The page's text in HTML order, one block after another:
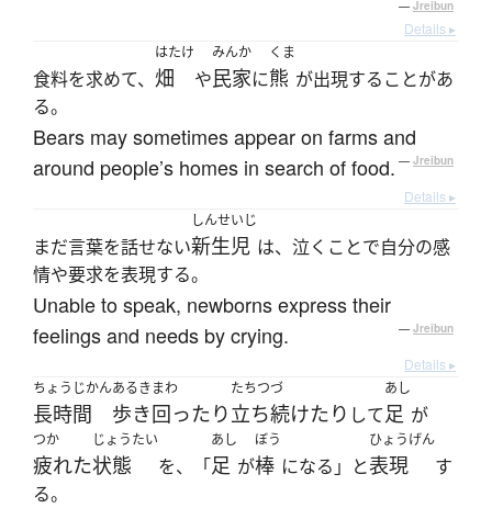
— Jreibun
Details ▸
食料を求めて、
はたけ
畑 や
みんか
民家に
くま
熊 が出現することがあ
る。
Bears may sometimes appear on farms and
around people’s homes in search of food. — Jreibun
Details ▸
まだ言葉を話せない
しんせいじ
新生児 は、泣くことで自分の感
情や要求を表現する。
Unable to speak, newborns express their
feelings and needs by crying.
— Jreibun
Details ▸
ちょうじかん
長時間
あるきまわ
歩き回ったり
たちつづ
立ち続けたり して
あし
足 が
つか
疲れた
じょうたい
状態 を、「
あし
足 が
ぼう
棒 になる」と
ひょうげん
表現
す
る。